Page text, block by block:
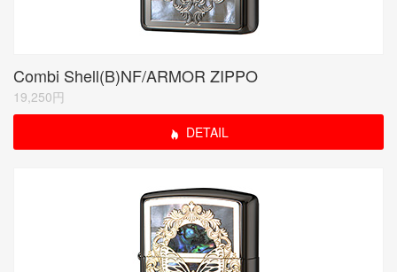
Combi Shell(B)NF/ARMOR ZIPPO
19,250円
DETAIL